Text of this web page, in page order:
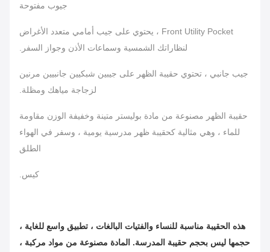
جيوب مفتوحة
Front Utility Pocket ، يحتوي على جيب أمامي متعدد الأغراض
لنظاراتك الشمسية وسماعات الأذن وجواز السفر.
جيب جانبي ، تحتوي حقيبة الظهر على جيبين شبكيين جانبيين مرنين
لزجاجة مياهك ومظلة.
حقيبة الظهر مصنوعة من مادة بوليستر متينة وخفيفة الوزن مقاومة
للماء ، وهي مثالية كحقيبة ظهر مدرسية يومية ، وسفر في الهواء
الطلق
كيس.
هذه الحقيبة مناسبة للنساء والفتيات البالغات ، تطبيق واسع للغاية ،
حجمها ليس بحجم حقيبة المدرسة. المادة مصنوعة من مواد مركبة ،